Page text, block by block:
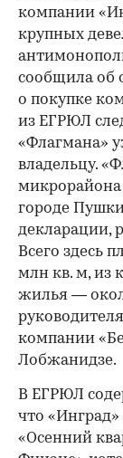
компании
крупных
сообщила об
о покупке
из ЕГРЮЛ
«Флагмана»
владельцу.
городе
декларации,
Всего здесь
млн кв. м, из
жилья —
компании
Лобжанидзе.
В ЕГРЮЛ
что
«Осенний